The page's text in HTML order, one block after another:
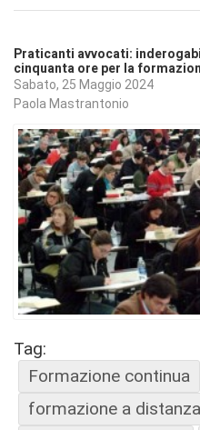
Praticanti avvocati:
cinquanta ore per la
Sabato, 25 Maggio 2024
Paola Mastrantonio
Tag:
Formazione continua
formazione a distanza